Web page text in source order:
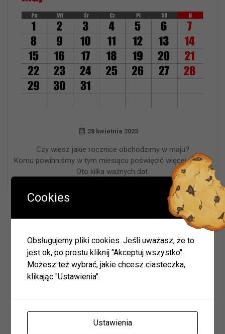
28 kwietnia 2023
Czy wiesz jakie rocznice obchodzimy w maju?
Komu powinniśmy w tym miesiącu poświęcić więcej uwagi?
Oto kilka ważnych dat.
Wyszukiwarka
Szukaj
Archiwum
Cookies
Obsługujemy pliki cookies. Jeśli uważasz, że to
jest ok, po prostu kliknij "Akceptuj wszystko".
Możesz też wybrać, jakie chcesz ciasteczka,
klikając "Ustawienia".
Ustawienia